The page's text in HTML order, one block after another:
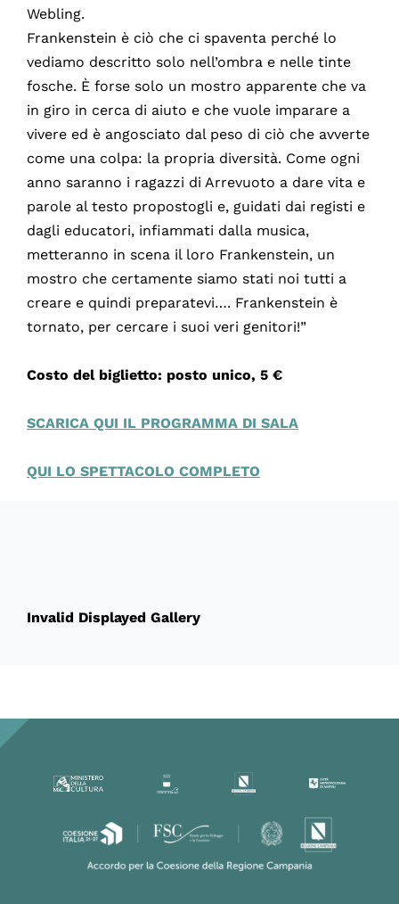
Webling.
Frankenstein è ciò che ci spaventa perché lo
vediamo descritto solo nell’ombra e nelle tinte
fosche. È forse solo un mostro apparente che va
in giro in cerca di aiuto e che vuole imparare a
vivere ed è angosciato dal peso di ciò che avverte
come una colpa: la propria diversità. Come ogni
anno saranno i ragazzi di Arrevuoto a dare vita e
parole al testo propostogli e, guidati dai registi e
dagli educatori, infiammati dalla musica,
metteranno in scena il loro Frankenstein, un
mostro che certamente siamo stati noi tutti a
creare e quindi preparatevi…. Frankenstein è
tornato, per cercare i suoi veri genitori!”
Costo del biglietto: posto unico, 5 €
SCARICA QUI IL PROGRAMMA DI SALA
QUI LO SPETTACOLO COMPLETO
Invalid Displayed Gallery